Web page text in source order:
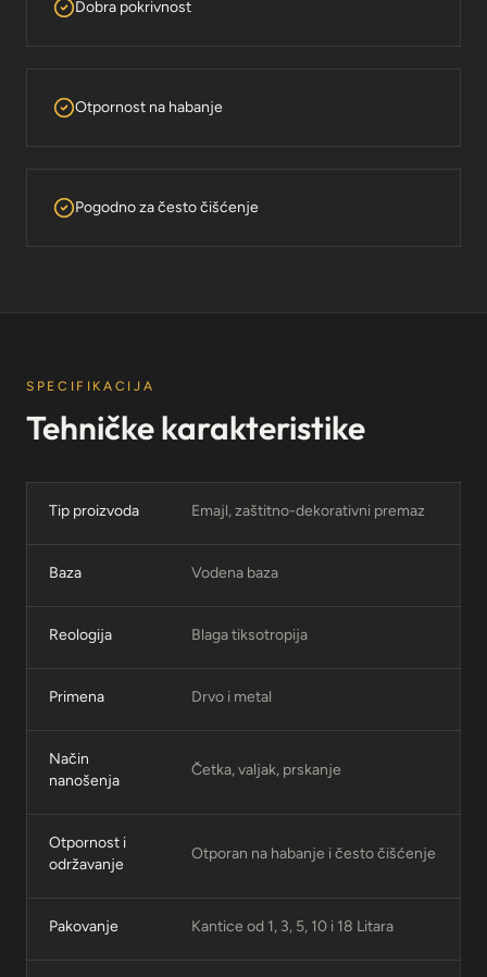
Dobra pokrivnost
Otpornost na habanje
Pogodno za često čišćenje
SPECIFIKACIJA
Tehničke karakteristike
Tip proizvoda Emajl, zaštitno-dekorativni premaz
Baza Vodena baza
Reologija Blaga tiksotropija
Primena Drvo i metal
Način
nanošenja
Četka, valjak, prskanje
Otpornost i
održavanje
Otporan na habanje i često čišćenje
Pakovanje Kantice od 1, 3, 5, 10 i 18 Litara